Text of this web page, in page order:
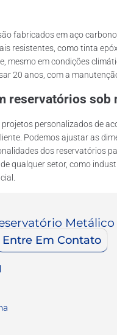
fabricados em aço
resistentes, como tinta
mesmo em condições
20 anos, com a
reservatórios sob
personalizados de
Podemos ajustar as
dos reservatórios
qualquer setor, como
Metálico
Entre Em Contato